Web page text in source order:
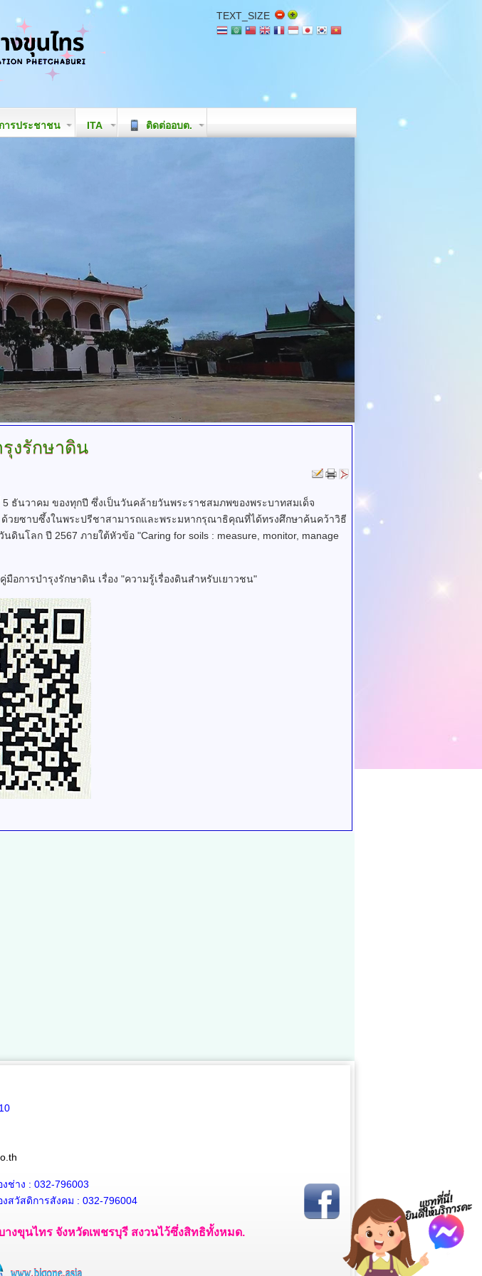
TEXT_SIZE
ารประชาชน ITA ติดต่ออบต.
งรักษาดิน
ธันวาคม ของทุกปี ซึ่งเป็นวันคล้ายวันพระราชสมภพของพระบาทสมเด็จ
ยซาบซึ้งในพระปรีชาสามารถและพระมหากรุณาธิคุณที่ได้ทรงศึกษาค้นคว้าวิธี
โลก ปี 2567 ภายใต้หัวข้อ "Caring for soils : measure, monitor, manage
การบำรุงรักษาดิน เรื่อง "ความรู้เรื่องดินสำหรับเยาวชน"
งช่าง : 032-796003
งสวัสดิการสังคม : 032-796004
งขุนไทร จังหวัดเพชรบุรี สงวนไว้ซึ่งสิทธิทั้งหมด.